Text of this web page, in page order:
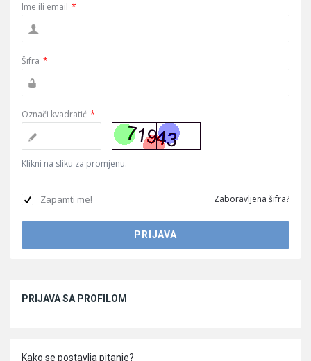
Ime ili email *
Šifra *
Označi kvadratić *
Klikni na sliku za promjenu.
Zapamti me! Zaboravljena šifra?
PRIJAVA SA PROFILOM
Kako se postavlja pitanje?